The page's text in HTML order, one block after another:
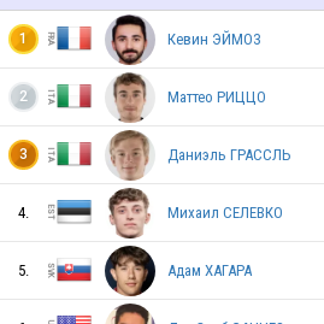
KOR
LTU
ISR
1 Кевин ЭЙМОЗ
2 Маттео РИЦЦО
3 Даниэль ГРАССЛЬ
4. Михаил СЕЛЕВКО
5. Адам ХАГАРА